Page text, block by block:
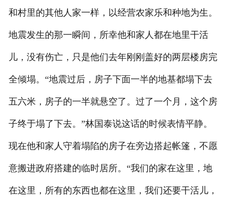
和村里的其他人家一样，以经营农家乐和种地为生。
地震发生的那一瞬间，所幸他和家人都在地里干活
儿，没有伤亡，只是他们去年刚刚盖好的两层楼房完
全倾塌。“地震过后，房子下面一半的地基都塌下去
五六米，房子的一半就悬空了。过了一个月，这个房
子终于塌了下去。”林国泰说这话的时候表情平静。
现在他和家人守着塌陷的房子在旁边搭起帐篷，不愿
意搬进政府搭建的临时居所。“我们的家在这里，地
在这里，所有的东西也都在这里，我们还要干活儿，